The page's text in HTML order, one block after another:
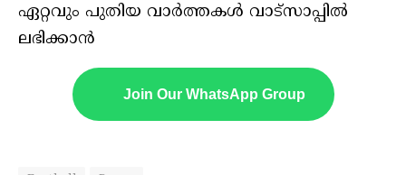
ഏറ്റവും പുതിയ വാർത്തകൾ വാട്സാപ്പിൽ
ലഭിക്കാൻ
Join Our WhatsApp Group